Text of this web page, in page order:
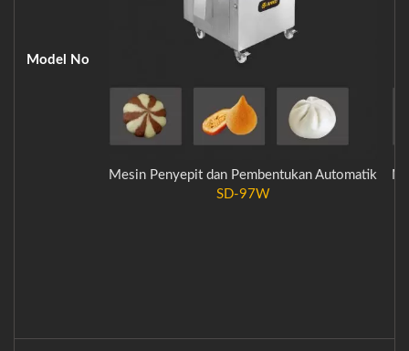
Model No
Mesin Penyepit dan Pembentukan Automatik
SD-97W